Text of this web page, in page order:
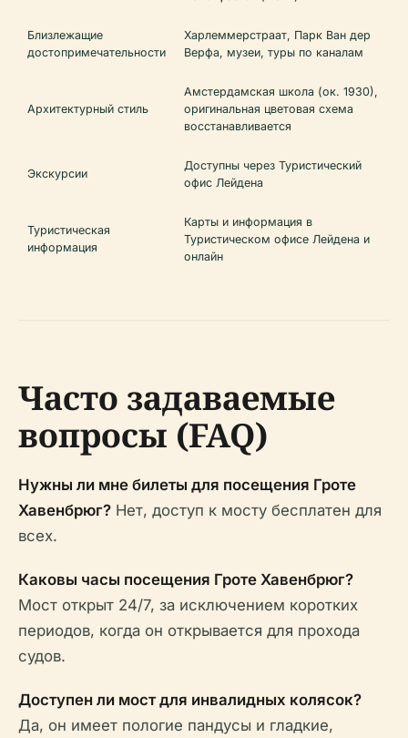
Близлежащие
достопримечательности
Харлеммерстраат, Парк Ван дер
Верфа, музеи, туры по каналам
Архитектурный стиль
Амстердамская школа (ок. 1930),
оригинальная цветовая схема
восстанавливается
Экскурсии
Доступны через Туристический
офис Лейдена
Туристическая
информация
Карты и информация в
Туристическом офисе Лейдена и
онлайн
Часто задаваемые
вопросы (FAQ)
Нужны ли мне билеты для посещения Гроте
Хавенбрюг? Нет, доступ к мосту бесплатен для
всех.
Каковы часы посещения Гроте Хавенбрюг?
Мост открыт 24/7, за исключением коротких
периодов, когда он открывается для прохода
судов.
Доступен ли мост для инвалидных колясок?
Да, он имеет пологие пандусы и гладкие,